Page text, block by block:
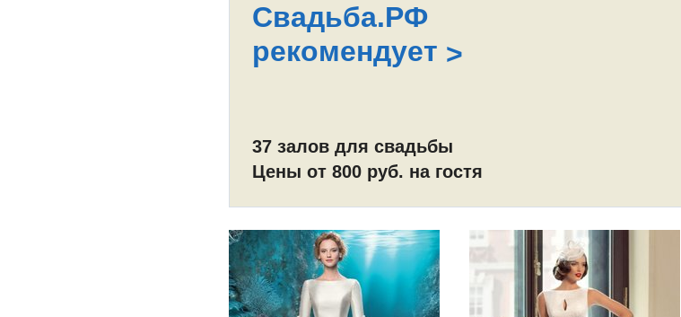
Свадьба.РФ
рекомендует >
37 залов для свадьбы
Цены от 800 руб. на гостя